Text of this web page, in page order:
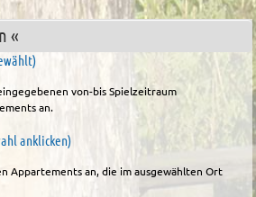
«
von-bis Spielzeitraum
an.
anklicken)
Appartements an, die im ausgewählten Ort